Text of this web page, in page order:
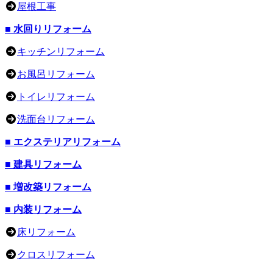
屋根工事
■ 水回りリフォーム
キッチンリフォーム
お風呂リフォーム
トイレリフォーム
洗面台リフォーム
■ エクステリアリフォーム
■ 建具リフォーム
■ 増改築リフォーム
■ 内装リフォーム
床リフォーム
クロスリフォーム